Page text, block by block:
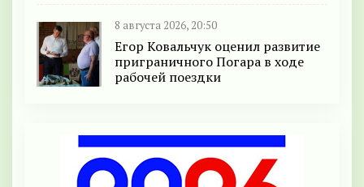
8 августа 2026, 20:50
Егор Ковальчук оценил развитие
приграничного Погара в ходе
рабочей поездки